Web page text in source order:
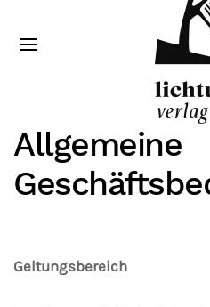
Allgemeine
Geltungsbereich